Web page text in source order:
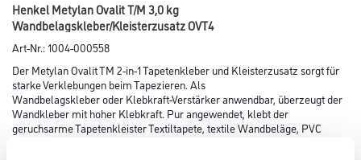
Henkel Metylan Ovalit T/M 3,0 kg
Wandbelagskleber/Kleisterzusatz OVT4
Art-Nr.:1004-000558
Der Metylan Ovalit TM 2-in-1 Tapetenkleber und Kleisterzusatz sorgt für
starke Verklebungen beim Tapezieren. Als
Wandbelagskleber oder Klebkraft-Verstärker anwendbar, überzeugt der
Wandkleber mit hoher Klebkraft. Pur angewendet, klebt der
geruchsarme Tapetenkleister Textiltapete, textile Wandbeläge, PVC